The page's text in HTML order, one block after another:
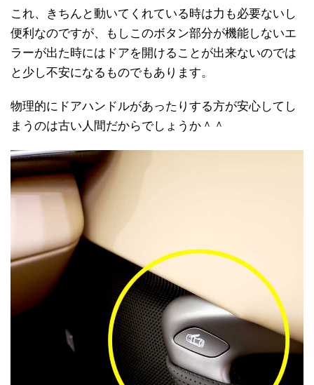
これ、きちんと動いてくれている時は力も必要ないし
便利なのですが、もしこのボタン部分が機能しないエ
ラーが出た時にはドアを開けることが出来ないのでは
と少し不安になるものでもあります。
物理的にドアハンドルがあったりする方が安心してし
まうのは古い人間だからでしょうか＾＾